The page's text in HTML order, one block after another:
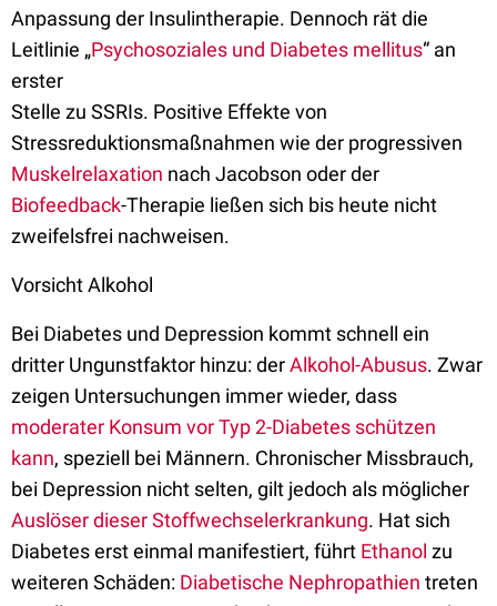
Anpassung der Insulintherapie. Dennoch rät die
Leitlinie „Psychosoziales und Diabetes mellitus“ an
erster
Stelle zu SSRIs. Positive Effekte von
Stressreduktionsmaßnahmen wie der progressiven
Muskelrelaxation nach Jacobson oder der
Biofeedback-Therapie ließen sich bis heute nicht
zweifelsfrei nachweisen.
Vorsicht Alkohol
Bei Diabetes und Depression kommt schnell ein
dritter Ungunstfaktor hinzu: derAlkohol-Abusus. Zwar
zeigen Untersuchungen immer wieder, dass
moderater Konsum vor Typ 2-Diabetes schützen
kann, speziell bei Männern. Chronischer Missbrauch,
bei Depression nicht selten, gilt jedoch als möglicher
Auslöser dieser Stoffwechselerkrankung. Hat sich
Diabetes erst einmal manifestiert, führt Ethanol zu
weiteren Schäden: Diabetische Nephropathien treten